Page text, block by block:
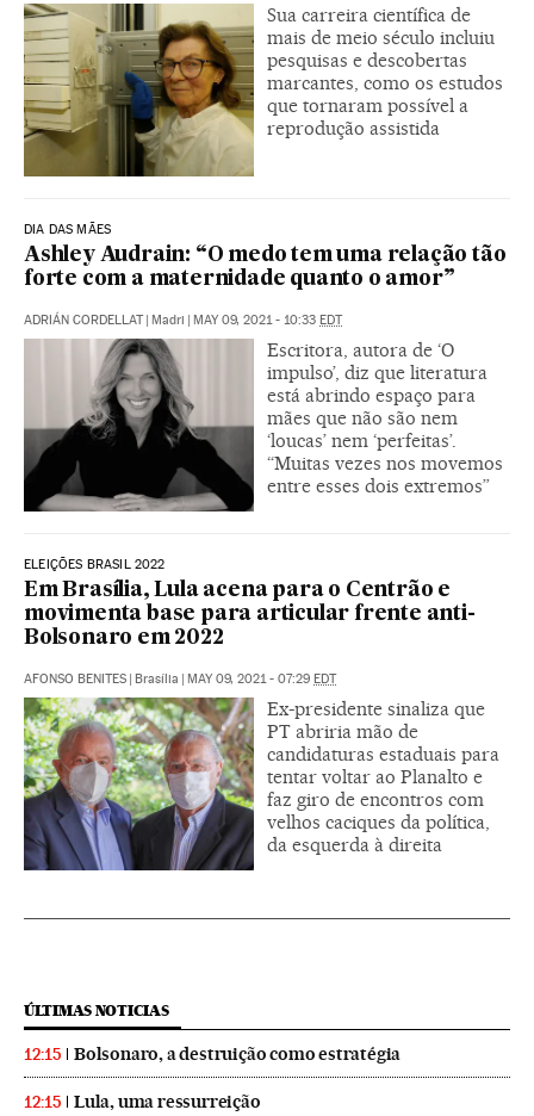
Sua carreira científica de
mais de meio século incluiu
pesquisas e descobertas
marcantes, como os estudos
que tornaram possível a
reprodução assistida
DIA DAS MÃES
Ashley Audrain: “O medo tem uma relação tão
forte com a maternidade quanto o amor”
ADRIÁN CORDELLAT | Madri | MAY 09, 2021 - 10:33 EDT
Escritora, autora de ‘O
impulso’, diz que literatura
está abrindo espaço para
mães que não são nem
‘loucas’ nem ‘perfeitas’.
“Muitas vezes nos movemos
entre esses dois extremos”
ELEIÇÕES BRASIL 2022
Em Brasília, Lula acena para o Centrão e
movimenta base para articular frente anti-
Bolsonaro em 2022
AFONSO BENITES | Brasília | MAY 09, 2021 - 07:29 EDT
Ex-presidente sinaliza que
PT abriria mão de
candidaturas estaduais para
tentar voltar ao Planalto e
faz giro de encontros com
velhos caciques da política,
da esquerda à direita
ÚLTIMAS NOTICIAS
12:15 Bolsonaro, a destruição como estratégia
12:15 Lula, uma ressurreição